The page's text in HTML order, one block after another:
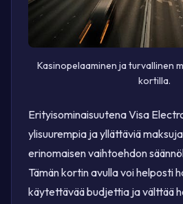
Kasinopelaaminen ja turvallinen
kortilla.
Erityisominaisuutena Visa
ylisuurempia ja yllättäviä
erinomaisen vaihtoehdon
Tämän kortin avulla voi helposti
käytettävää budjettia ja välttää